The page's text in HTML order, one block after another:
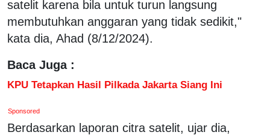
satelit karena bila untuk turun langsung
membutuhkan anggaran yang tidak sedikit,"
kata dia, Ahad (8/12/2024).
Baca Juga :
KPU Tetapkan Hasil Pilkada Jakarta Siang Ini
Sponsored
Berdasarkan laporan citra satelit, ujar dia,